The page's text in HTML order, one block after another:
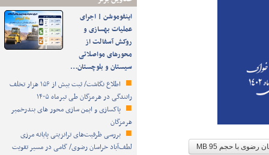
اینفوموشن | اجرای
عملیات بهسازی و
روکش آسفالت از
محورهای مواصلاتی
سیستان و بلوچستان…
اطلاع نگاشت/ ثبت بیش از ۱۵۶ هزار تخلف
رانندگی در هرمزگان طی تیرماه ۱۴۰۵
پاکسازی و ایمن سازی محور های بندرخمیر
هرمزگان
بررسی ظرفیت‌های ترانزیتی پایانه مرزی
لطف‌آباد خراسان رضوی/ گامی در مسیر تقویت
رضوی با حجم 95 MB